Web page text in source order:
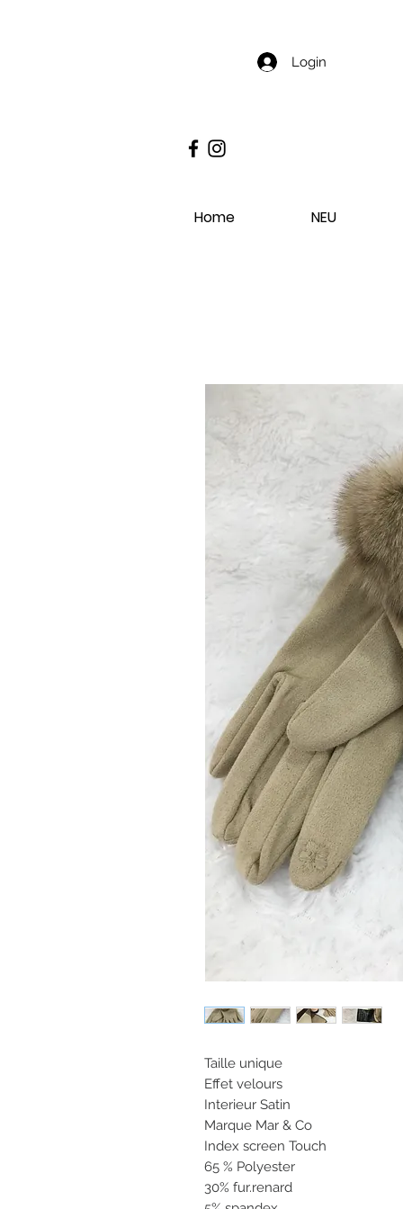
Login
Home NEU
Taille unique
Effet velours
Interieur Satin
Marque Mar & Co
Index screen Touch
65 % Polyester
30% fur.renard